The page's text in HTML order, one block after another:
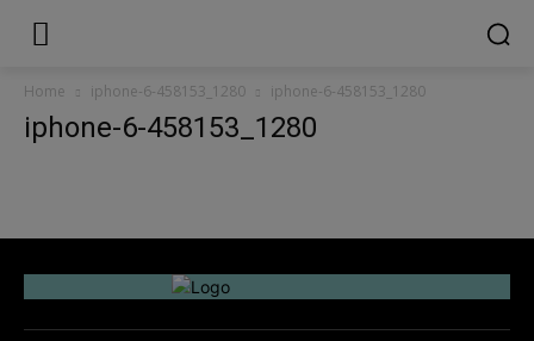
Home iphone-6-458153_1280 iphone-6-458153_1280
iphone-6-458153_1280